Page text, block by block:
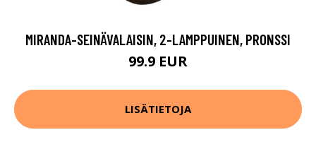
MIRANDA-SEINÄVALAISIN, 2-LAMPPUINEN, PRONSSI
99.9 EUR
LISÄTIETOJA